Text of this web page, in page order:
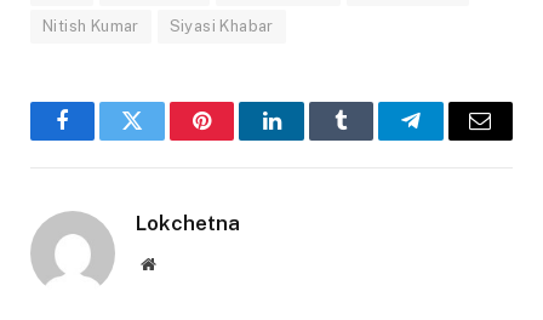
Nitish Kumar Siyasi Khabar
FacebookTwitter PinterestLinkedInTumblr TelegramEmail
Lokchetna
Website